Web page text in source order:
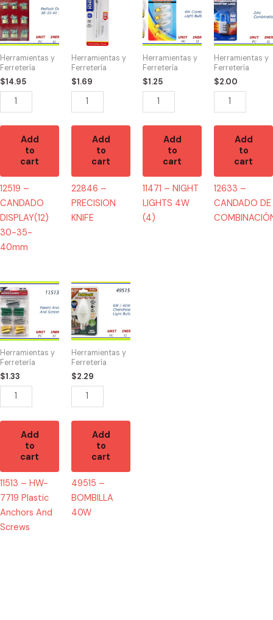
Herramientas y
Ferretería
$14.95
-
CANDADO
DISPLAY(12)
30-
35-
40mm
quantity
Add
to
cart
12519 –
CANDADO
DISPLAY(12)
30-35-
40mm
Herramientas y
Ferretería
$1.69
PRECISION
quantity
Add
to
cart
22846 –
PRECISION
KNIFE
Herramientas y
Ferretería
$1.25
-
NIGHT
LIGHTS
4W
(4)
quantity
Add
to
cart
11471 – NIGHT
LIGHTS 4W
(4)
Herramientas y
Ferretería
$2.00
-
CANDADO
DE
quantity
Add
to
cart
12633 –
CANDADO DE
Herramientas y
Ferretería
$1.33
11513
-
HW-
7719
Plastic
Anchors
And
Screws
quantity
Add
to
cart
11513 – HW-
7719 Plastic
Anchors And
Screws
Herramientas y
Ferretería
$2.29
49515
-
BOMBILLA
40W
quantity
Add
to
cart
49515 –
BOMBILLA
40W